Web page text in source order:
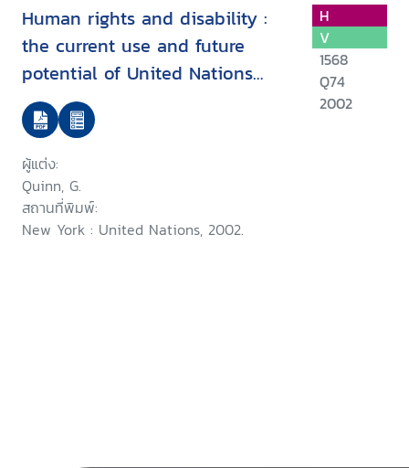
Human rights and disability :
the current use and future
potential of United Nations
human rights instruments inthe
context of disability
ผู้แต่ง:
Quinn, G.
สถานที่พิมพ์:
New York : United Nations, 2002.
H
V
1568
Q74
2002